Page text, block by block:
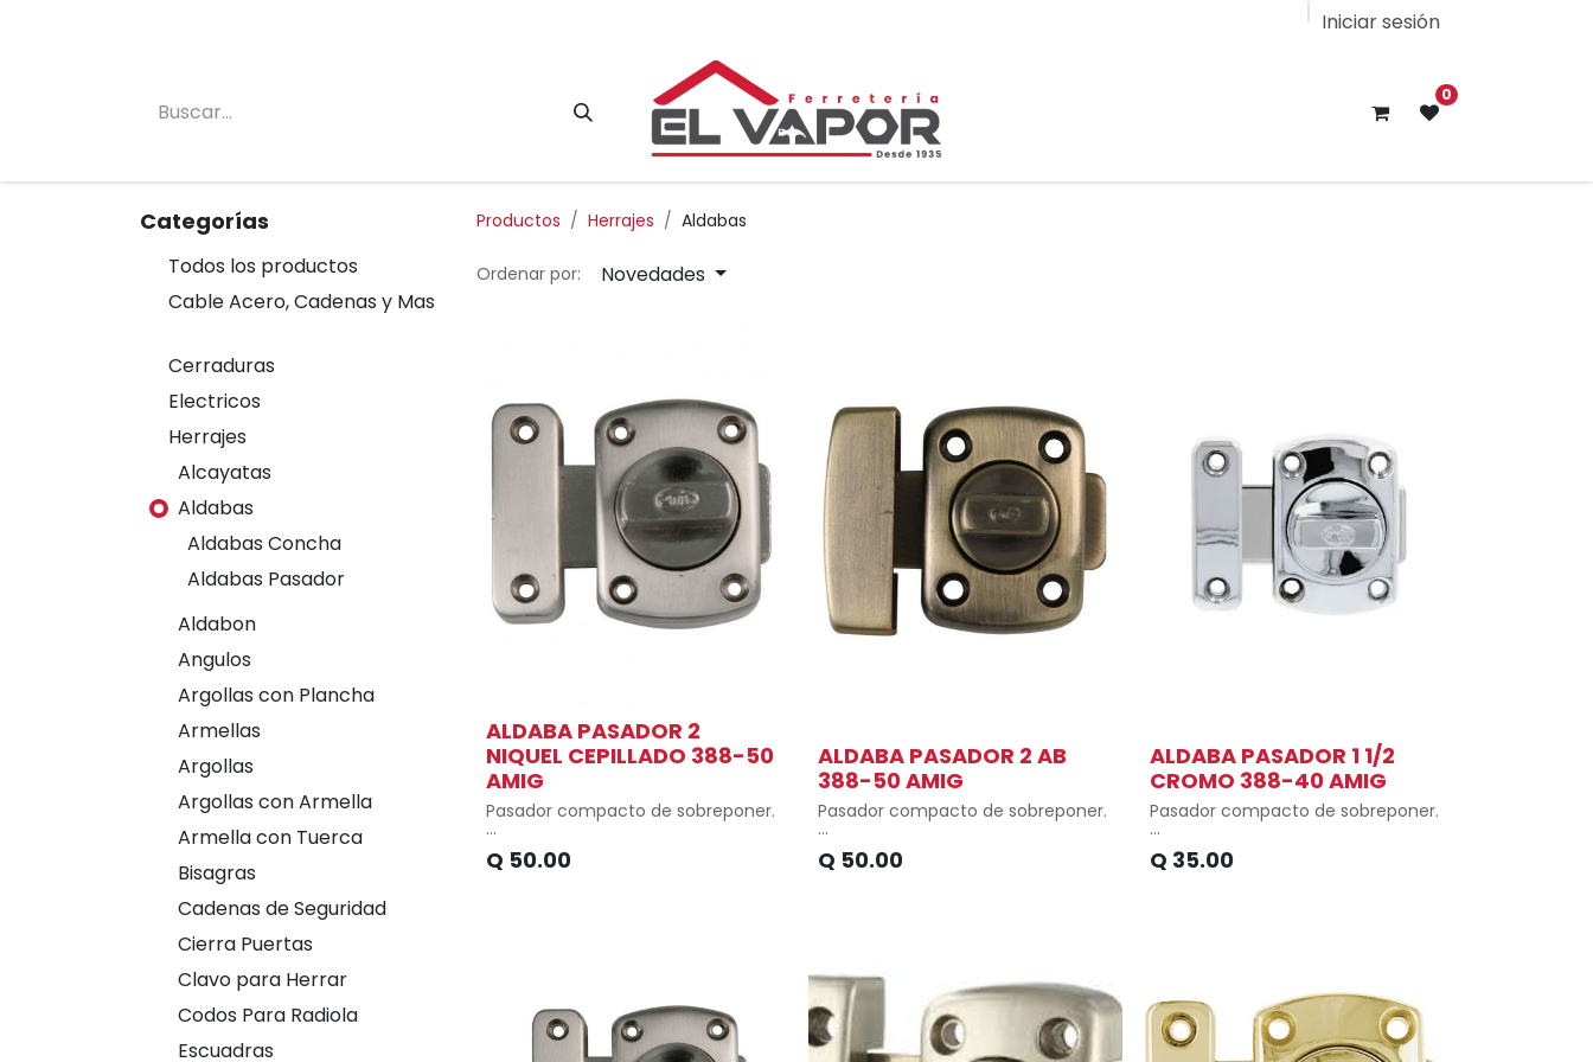
Iniciar sesión
0
Categorías
Todos los productos
Cable Acero, Cadenas y Mas
Cerraduras
Electricos
Herrajes
Alcayatas
Aldabas
Aldabas Concha
Aldabas Pasador
Aldabon
Angulos
Argollas con Plancha
Armellas
Argollas
Argollas con Armella
Armella con Tuerca
Bisagras
Cadenas de Seguridad
Cierra Puertas
Clavo para Herrar
Codos Para Radiola
Escuadras
Productos Herrajes Aldabas
Ordenar por: Novedades
ALDABA PASADOR 2
NIQUEL CEPILLADO 388-50
AMIG
Pasador compacto de sobreponer.
como ventanas.
Recomendable para ambientes
húmedos.
Q 50.00
ALDABA PASADOR 2 AB
388-50 AMIG
Pasador compacto de sobreponer.
como ventanas.
Material de aleación de zinc
Recomendable para ambientes
húmedos.
Q 50.00
ALDABA PASADOR 1 1/2
CROMO 388-40 AMIG
Pasador compacto de sobreponer.
Recomendable tanto para puertas
como ventanas.
Material de aleación de zinc
Recomendable para ambientes
húmedos.
Q 35.00